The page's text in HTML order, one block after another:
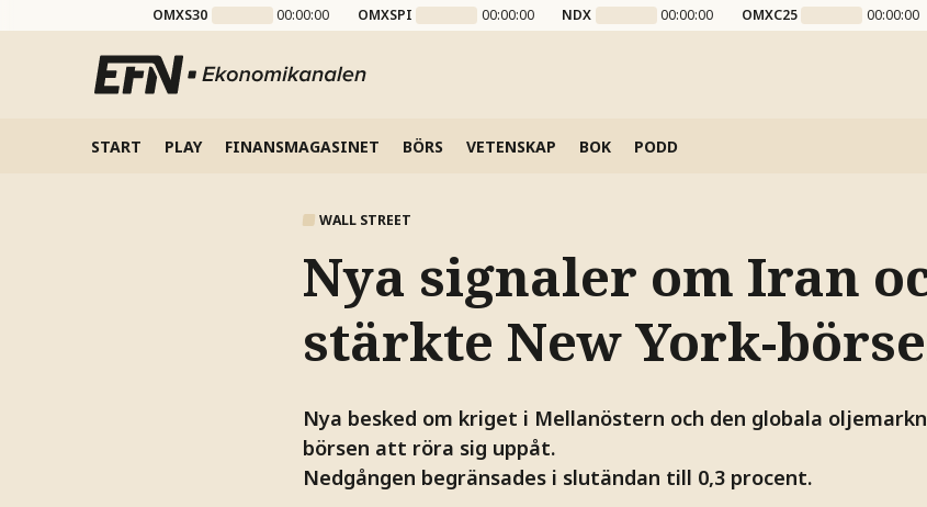
OMXS30 00:00:00 OMXSPI 00:00:00 NDX 00:00:00 OMXC25 00:00:00
START PLAY FINANSMAGASINET BÖRS VETENSKAP BOK PODD
WALL STREET
Nya signaler om Iran
stärkte New York-
Nya besked om kriget i Mellanöstern och den globala
börsen att röra sig uppåt.
Nedgången begränsades i slutändan till 0,3 procent.